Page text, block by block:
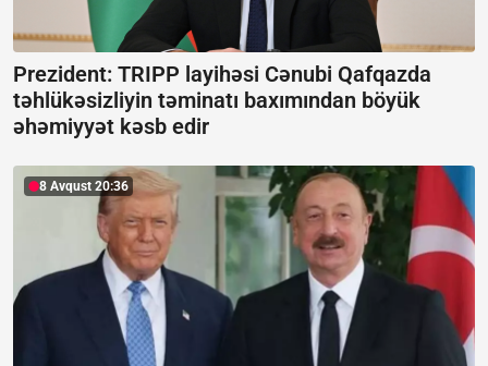
Prezident: TRIPP layihəsi Cənubi Qafqazda
təhlükəsizliyin təminatı baxımından böyük
əhəmiyyət kəsb edir
8 Avqust 20:36